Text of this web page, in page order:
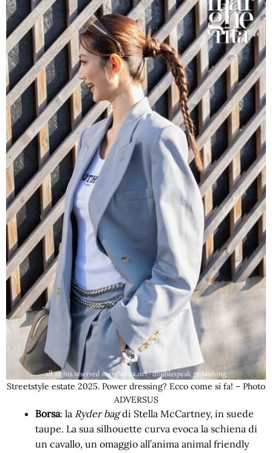
Streetstyle estate 2025. Power dressing? Ecco come si fa! – Photo
ADVERSUS
Borsa: la Ryder bagdi Stella McCartney, in suede
taupe. La sua silhouette curva evoca la schiena di
un cavallo, un omaggio all’anima animal friendly